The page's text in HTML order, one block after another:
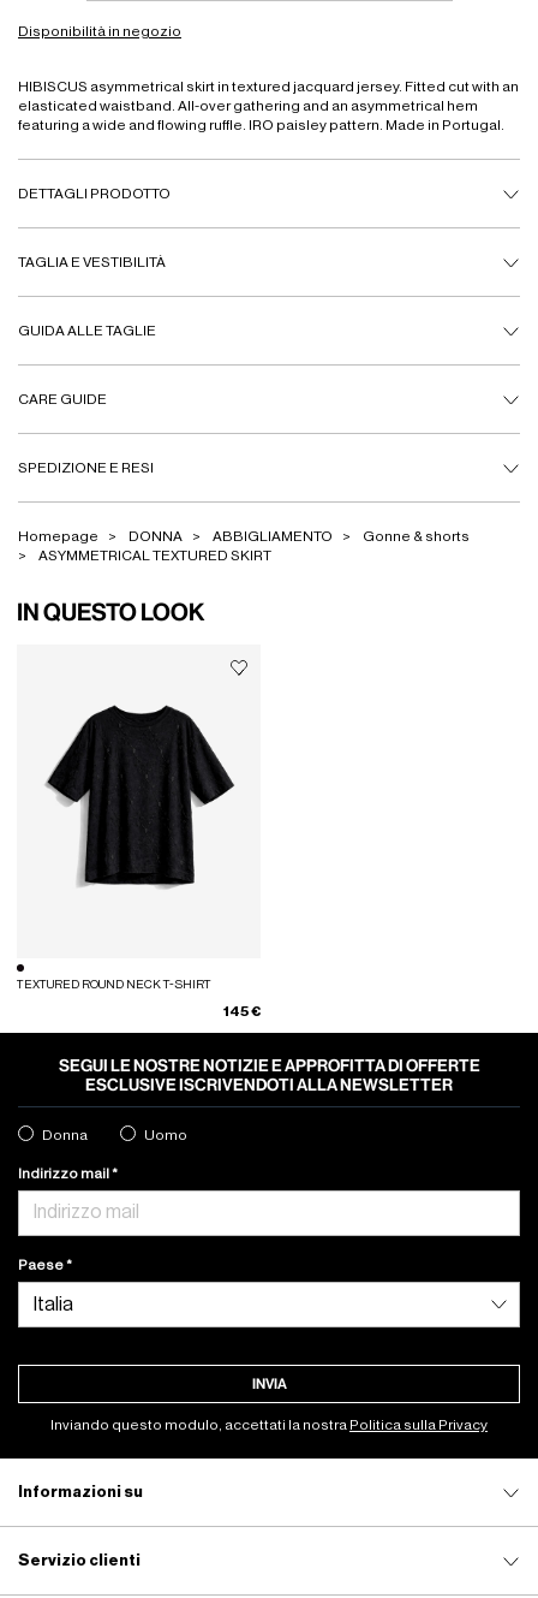
Disponibilità in negozio
HIBISCUS asymmetrical skirt in textured jacquard jersey. Fitted cut with an
elasticated waistband. All-over gathering and an asymmetrical hem
featuring a wide and flowing ruffle. IRO paisley pattern. Made in Portugal.
DETTAGLI PRODOTTO
TAGLIA E VESTIBILITÀ
GUIDA ALLE TAGLIE
CARE GUIDE
SPEDIZIONE E RESI
Homepage DONNA ABBIGLIAMENTO
Gonne & shorts
ASYMMETRICAL TEXTURED SKIRT
IN QUESTO LOOK
TEXTURED ROUND NECK T-SHIRT
145 €
SEGUI LE NOSTRE NOTIZIE E APPROFITTA DI OFFERTE
ESCLUSIVE ISCRIVENDOTI ALLA NEWSLETTER
Donna Uomo
Indirizzo mail
Paese
INVIA
Inviando questo modulo, accettati la nostra Politica sulla Privacy
Informazioni su
Servizio clienti